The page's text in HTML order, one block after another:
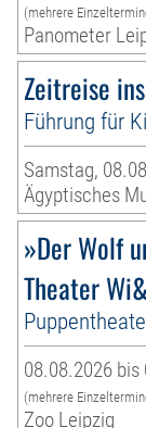
(mehrere
Panometer
Zeitreise
Führung für
Samstag,
Ägyptisches
»Der Wolf
Theater
08.08.2026
(mehrere
Zoo Leipzig